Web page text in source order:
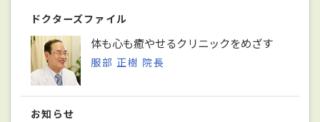
ドクターズファイル
体も心も癒やせるクリニックをめざす
服部 正樹 院長
お知らせ